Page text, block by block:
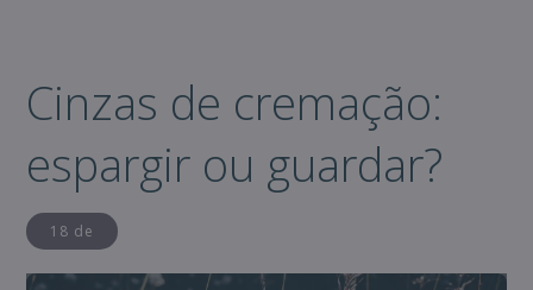
Cinzas de cremação:
espargir ou guardar?
18 de